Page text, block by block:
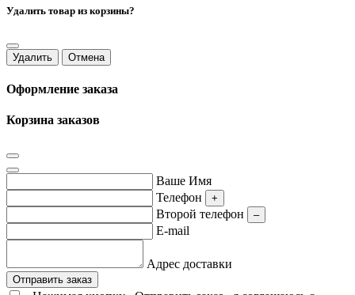
Удалить товар из корзины?
Удалить Отмена
Оформление заказа
Корзина заказов
Ваше Имя
Телефон
+
Второй телефон –
E-mail
Адрес доставки
Отправить заказ